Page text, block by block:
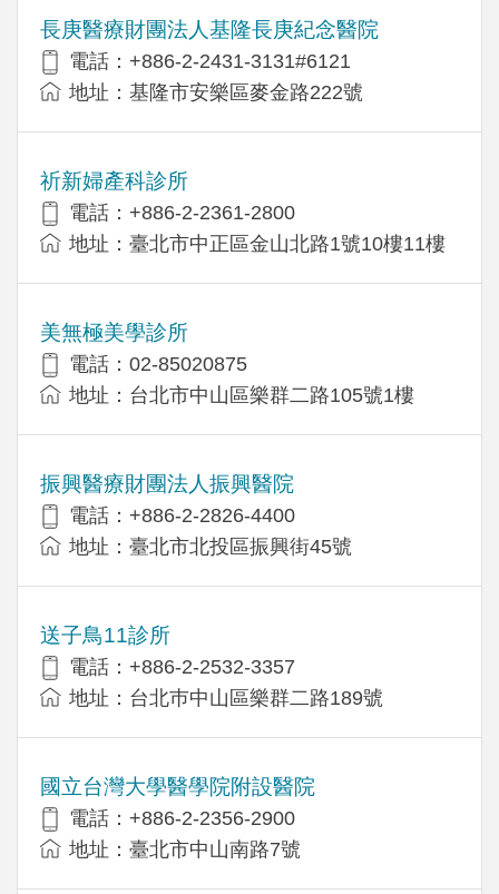
長庚醫療財團法人基隆長庚紀念醫院
電話：+886-2-2431-3131#6121
地址：基隆市安樂區麥金路222號
祈新婦產科診所
電話：+886-2-2361-2800
地址：臺北市中正區金山北路1號10樓11樓
美無極美學診所
電話：02-85020875
地址：台北市中山區樂群二路105號1樓
振興醫療財團法人振興醫院
電話：+886-2-2826-4400
地址：臺北市北投區振興街45號
送子鳥11診所
電話：+886-2-2532-3357
地址：台北巿中山區樂群二路189號
國立台灣大學醫學院附設醫院
電話：+886-2-2356-2900
地址：臺北市中山南路7號